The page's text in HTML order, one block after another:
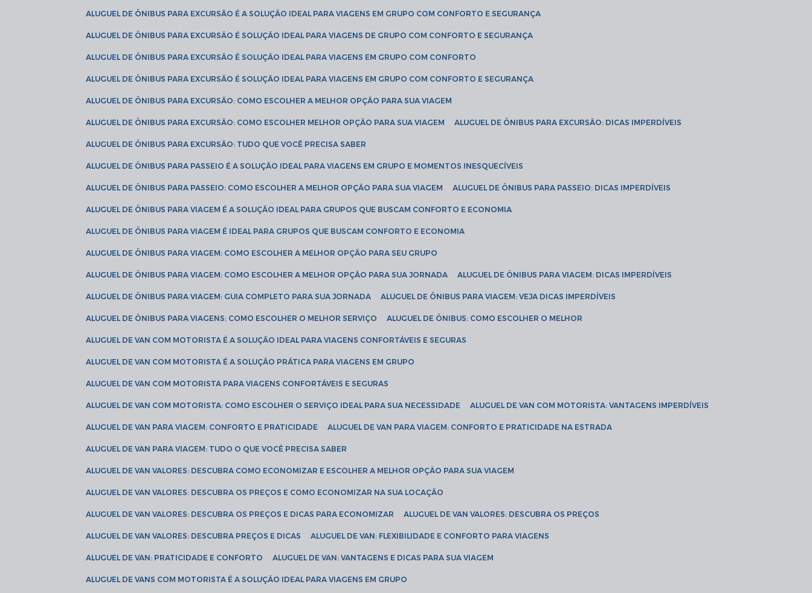
ALUGUEL DE ÔNIBUS PARA EXCURSÃO É A SOLUÇÃO IDEAL PARA VIAGENS EM GRUPO COM CONFORTO E SEGURANÇA
ALUGUEL DE ÔNIBUS PARA EXCURSÃO É SOLUÇÃO IDEAL PARA VIAGENS DE GRUPO COM CONFORTO E SEGURANÇA
ALUGUEL DE ÔNIBUS PARA EXCURSÃO É SOLUÇÃO IDEAL PARA VIAGENS EM GRUPO COM CONFORTO
ALUGUEL DE ÔNIBUS PARA EXCURSÃO É SOLUÇÃO IDEAL PARA VIAGENS EM GRUPO COM CONFORTO E SEGURANÇA
ALUGUEL DE ÔNIBUS PARA EXCURSÃO: COMO ESCOLHER A MELHOR OPÇÃO PARA SUA VIAGEM
ALUGUEL DE ÔNIBUS PARA EXCURSÃO: COMO ESCOLHER MELHOR OPÇÃO PARA SUA VIAGEM ALUGUEL DE ÔNIBUS PARA EXCURSÃO: DICAS IMPERDÍVEIS
ALUGUEL DE ÔNIBUS PARA EXCURSÃO: TUDO QUE VOCÊ PRECISA SABER
ALUGUEL DE ÔNIBUS PARA PASSEIO É A SOLUÇÃO IDEAL PARA VIAGENS EM GRUPO E MOMENTOS INESQUECÍVEIS
ALUGUEL DE ÔNIBUS PARA PASSEIO: COMO ESCOLHER A MELHOR OPÇÃO PARA SUA VIAGEM ALUGUEL DE ÔNIBUS PARA PASSEIO: DICAS IMPERDÍVEIS
ALUGUEL DE ÔNIBUS PARA VIAGEM É A SOLUÇÃO IDEAL PARA GRUPOS QUE BUSCAM CONFORTO E ECONOMIA
ALUGUEL DE ÔNIBUS PARA VIAGEM É IDEAL PARA GRUPOS QUE BUSCAM CONFORTO E ECONOMIA
ALUGUEL DE ÔNIBUS PARA VIAGEM: COMO ESCOLHER A MELHOR OPÇÃO PARA SEU GRUPO
ALUGUEL DE ÔNIBUS PARA VIAGEM: COMO ESCOLHER A MELHOR OPÇÃO PARA SUA JORNADA ALUGUEL DE ÔNIBUS PARA VIAGEM: DICAS IMPERDÍVEIS
ALUGUEL DE ÔNIBUS PARA VIAGEM: GUIA COMPLETO PARA SUA JORNADA ALUGUEL DE ÔNIBUS PARA VIAGEM: VEJA DICAS IMPERDÍVEIS
ALUGUEL DE ÔNIBUS PARA VIAGENS: COMO ESCOLHER O MELHOR SERVIÇO ALUGUEL DE ÔNIBUS: COMO ESCOLHER O MELHOR
ALUGUEL DE VAN COM MOTORISTA É A SOLUÇÃO IDEAL PARA VIAGENS CONFORTÁVEIS E SEGURAS
ALUGUEL DE VAN COM MOTORISTA É A SOLUÇÃO PRÁTICA PARA VIAGENS EM GRUPO
ALUGUEL DE VAN COM MOTORISTA PARA VIAGENS CONFORTÁVEIS E SEGURAS
ALUGUEL DE VAN COM MOTORISTA: COMO ESCOLHER O SERVIÇO IDEAL PARA SUA NECESSIDADE ALUGUEL DE VAN COM MOTORISTA: VANTAGENS IMPERDÍVEIS
ALUGUEL DE VAN PARA VIAGEM: CONFORTO E PRATICIDADE ALUGUEL DE VAN PARA VIAGEM: CONFORTO E PRATICIDADE NA ESTRADA
ALUGUEL DE VAN PARA VIAGEM: TUDO O QUE VOCÊ PRECISA SABER
ALUGUEL DE VAN VALORES: DESCUBRA COMO ECONOMIZAR E ESCOLHER A MELHOR OPÇÃO PARA SUA VIAGEM
ALUGUEL DE VAN VALORES: DESCUBRA OS PREÇOS E COMO ECONOMIZAR NA SUA LOCAÇÃO
ALUGUEL DE VAN VALORES: DESCUBRA OS PREÇOS E DICAS PARA ECONOMIZAR ALUGUEL DE VAN VALORES: DESCUBRA OS PREÇOS
ALUGUEL DE VAN VALORES: DESCUBRA PREÇOS E DICAS ALUGUEL DE VAN: FLEXIBILIDADE E CONFORTO PARA VIAGENS
ALUGUEL DE VAN: PRATICIDADE E CONFORTO ALUGUEL DE VAN: VANTAGENS E DICAS PARA SUA VIAGEM
ALUGUEL DE VANS COM MOTORISTA É A SOLUÇÃO IDEAL PARA VIAGENS EM GRUPO